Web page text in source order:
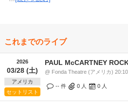
これまでのライブ
2026
03/28 (土)
アメリカ
セットリスト
PAUL McCARTNEY
@ Fonda Theatre (アメリカ) 20:10
-- 件 0 人 0 人